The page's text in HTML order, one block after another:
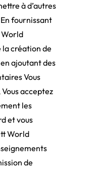
à d’autres
fournissant
World
la création de
ajoutant des
Vous
acceptez
les
et vous
World
de